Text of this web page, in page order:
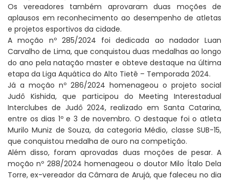
Os vereadores também aprovaram duas moções de
aplausos em reconhecimento ao desempenho de atletas
e projetos esportivos da cidade.
A moção nº 285/2024 foi dedicada ao nadador Luan
Carvalho de Lima, que conquistou duas medalhas ao longo
do ano pela natação master e obteve destaque na última
etapa da Liga Aquática do Alto Tietê – Temporada 2024.
Já a moção nº 286/2024 homenageou o projeto social
Judô Kishida, que participou do Meeting Interestadual
Interclubes de Judô 2024, realizado em Santa Catarina,
entre os dias 1º e 3 de novembro. O destaque foi o atleta
Murilo Muniz de Souza, da categoria Médio, classe SUB-15,
que conquistou medalha de ouro na competição.
Além disso, foram aprovadas duas moções de pesar. A
moção nº 288/2024 homenageou o doutor Milo Ítalo Dela
Torre, ex-vereador da Câmara de Arujá, que faleceu no dia